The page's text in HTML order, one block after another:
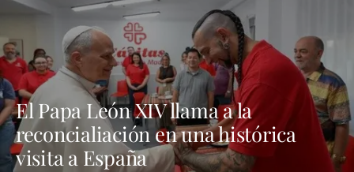
El Papa León XIV llama a la
reconcialiación en una histórica
visita a España